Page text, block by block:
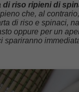
di riso ripieni di
che, al
di riso e spinaci,
oppure per un
spariranno